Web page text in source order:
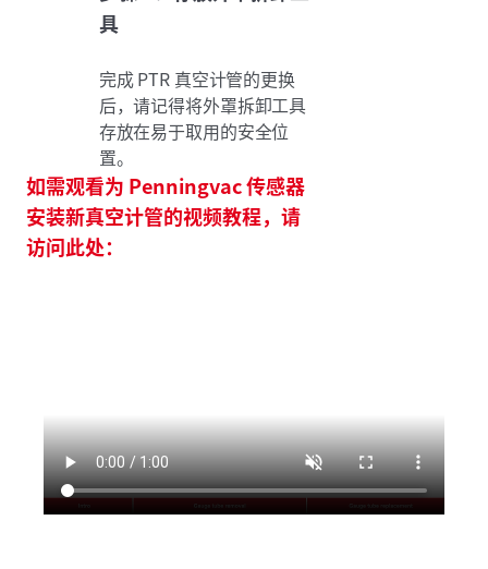
具
完成 PTR 真空计管的更换
后，请记得将外罩拆卸工具
存放在易于取用的安全位
置。
如需观看为 Penningvac 传感器
安装新真空计管的视频教程，请
访问此处：